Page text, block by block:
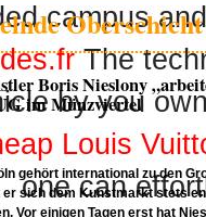
Boris Nieslony
im Münzviertel
gehört international zu den
sich dem Kunstmarkt stets
Vor einigen Tagen erst hat
campus
The
by you
Louis
one can